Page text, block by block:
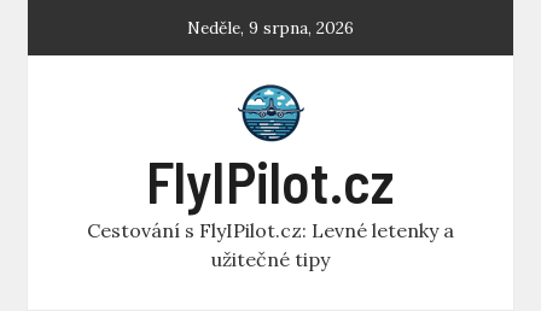
Neděle, 9 srpna, 2026
FlyIPilot.cz
Cestování s FlyIPilot.cz: Levné letenky a
užitečné tipy